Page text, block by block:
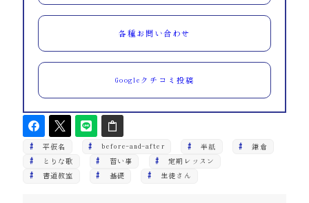
各種お問い合わせ
Googleクチコミ投稿
平仮名 before-and-after 半紙 鎌倉
とりな歌 習い事 定期レッスン
書道教室 基礎 生徒さん